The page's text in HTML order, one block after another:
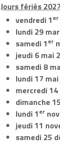
Jours fériés
vendredi 1er
lundi 29
samedi 1er
jeudi 6 mai
samedi 8
lundi 17
mercredi
dimanche
lundi 1er
jeudi 11
samedi 25